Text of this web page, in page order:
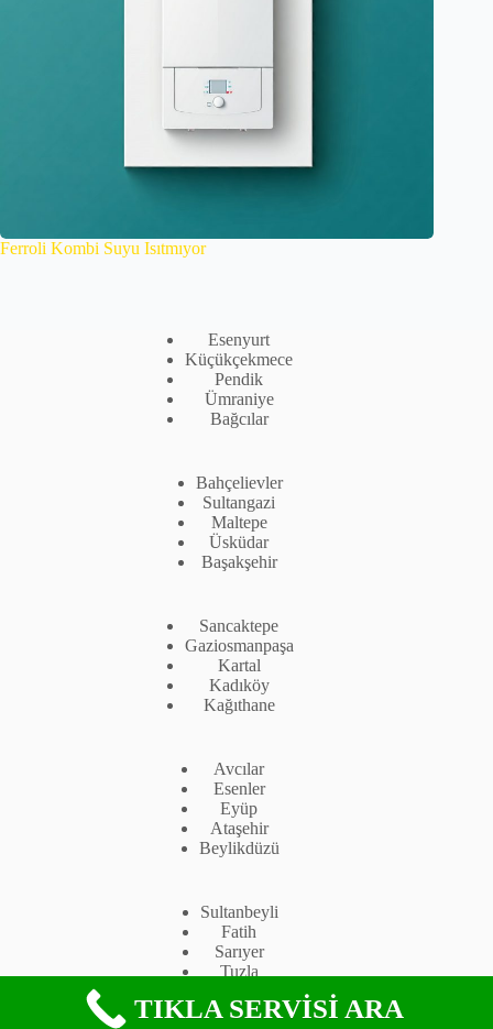
Ferroli Kombi Suyu Isıtmıyor
Esenyurt
Küçükçekmece
Pendik
Ümraniye
Bağcılar
Bahçelievler
Sultangazi
Maltepe
Üsküdar
Başakşehir
Sancaktepe
Gaziosmanpaşa
Kartal
Kadıköy
Kağıthane
Avcılar
Esenler
Eyüp
Ataşehir
Beylikdüzü
Sultanbeyli
Fatih
Sarıyer
Tuzla
Copyright © 2026 - Ferroli Servis İstanbul. Özel servis
TIKLA SERVİSİ ARA